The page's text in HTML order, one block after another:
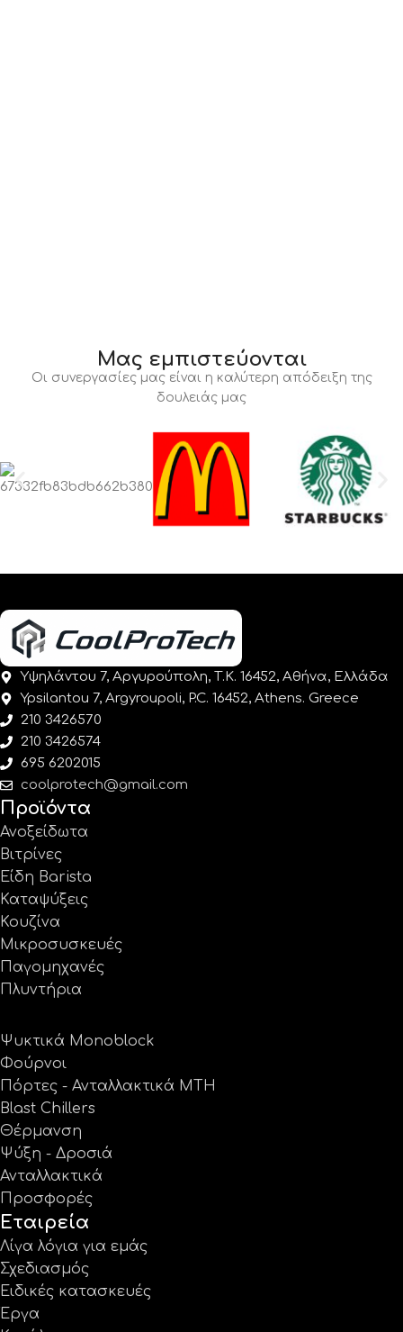
Μας εμπιστεύονται
Οι συνεργασίες μας είναι η καλύτερη απόδειξη της
δουλειάς μας
Υψηλάντου 7, Αργυρούπολη, Τ.Κ. 16452, Αθήνα, Ελλάδα
Ypsilantou 7, Argyroupoli, P.C. 16452, Athens. Greece
210 3426570
210 3426574
695 6202015
coolprotech@gmail.com
Προϊόντα
Ανοξείδωτα
Βιτρίνες
Είδη Barista
Καταψύξεις
Κουζίνα
Μικροσυσκευές
Παγομηχανές
Πλυντήρια
Ψυκτικά Monoblock
Φούρνοι
Πόρτες - Ανταλλακτικά MTH
Blast Chillers
Θέρμανση
Ψύξη - Δροσιά
Ανταλλακτικά
Προσφορές
Εταιρεία
Λίγα λόγια για εμάς
Σχεδιασμός
Ειδικές κατασκευές
Έργα